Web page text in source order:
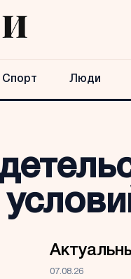
Спорт Люди
07.08.26